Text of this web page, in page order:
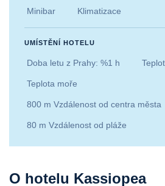
Minibar Klimatizace
UMÍSTĚNÍ HOTELU
Doba letu z Prahy: %1 h
Teplota moře
800 m Vzdálenost od centra města
80 m Vzdálenost od pláže
O hotelu Kassiopea